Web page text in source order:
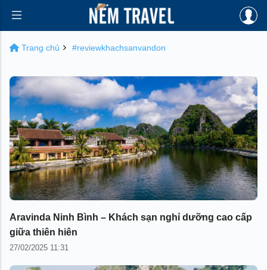
Trang chủ #reviewkhachsanvandon
Aravinda Ninh Bình – Khách sạn nghỉ dưỡng cao cấp
giữa thiên hiên
27/02/2025 11:31